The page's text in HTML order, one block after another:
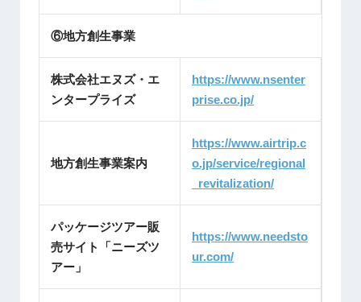
⑥地方創生事業
株式会社エヌズ・エ
ンタープライズ
https://www.nsenter
prise.co.jp/
地方創生事業案内
https://www.airtrip.c
o.jp/service/regional
_revitalization/
パッケージツアー販
売サイト「ニーズツ
アー」
https://www.needsto
ur.com/